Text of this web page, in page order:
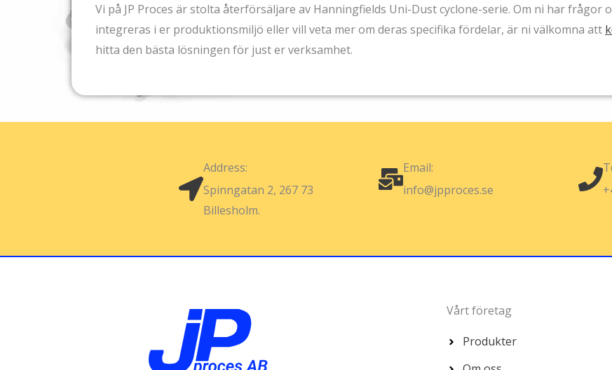
Vi på JP Proces är stolta återförsäljare av Hanningfields Uni-Dust cyclone-serie. Om ni har frågor
integreras i er produktionsmiljö eller vill veta mer om deras specifika fördelar, är ni välkomna att
hitta den bästa lösningen för just er verksamhet.
Address:
Spinngatan 2, 267 73
Billesholm.
Email:
info@jpproces.se
Vårt företag
Produkter